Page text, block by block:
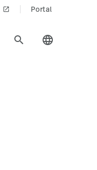
launch Portal
search language